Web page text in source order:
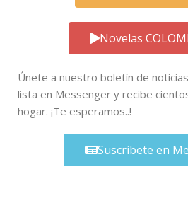
Novelas
Únete a nuestro boletín de
lista en Messenger y recibe
hogar. ¡Te esperamos..!
Suscríbete en